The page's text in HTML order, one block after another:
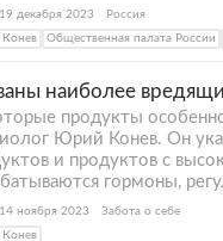
декабря 2023
Россия
Общественная палата России
наиболее
продукты
Юрий Конев. Он
и продуктов с
гормоны,
ноября 2023
Забота о себе